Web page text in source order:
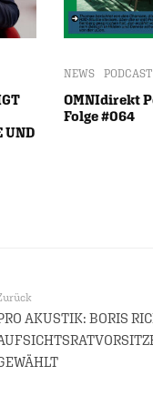
UND
NEWS PODCAST
OMNIdirekt
Folge #064
AKUSTIK: BORIS